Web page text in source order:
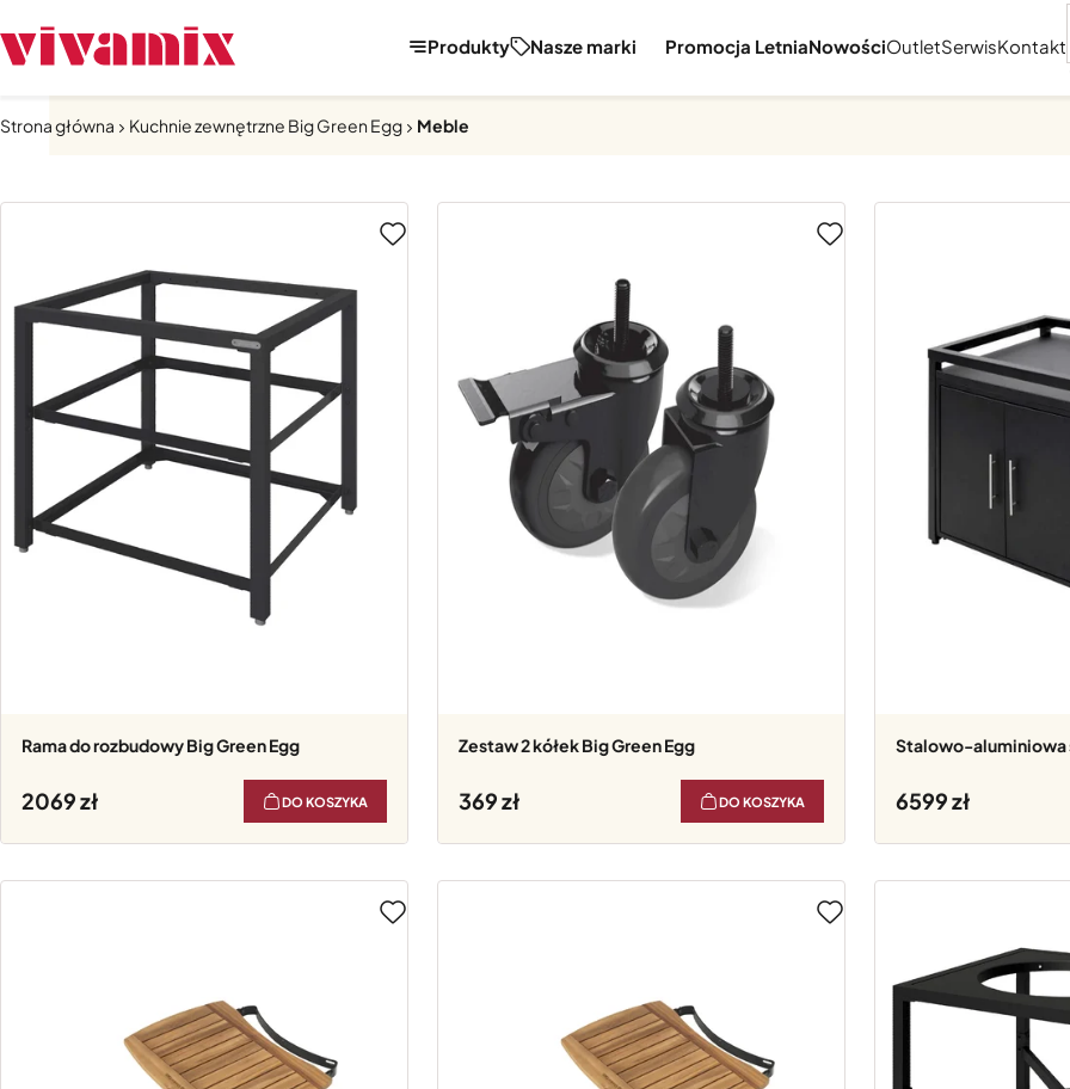
Produkty Nasze marki Promocja LetniaNowościOutletSerwisKontakt
Strona główna Kuchnie zewnętrzne Big Green Egg Meble
Rama do rozbudowy Big Green Egg
2069 DO KOSZYKA
Zestaw 2 kółek Big Green Egg
369 DO KOSZYKA
Stalowo-aluminiowa
6599